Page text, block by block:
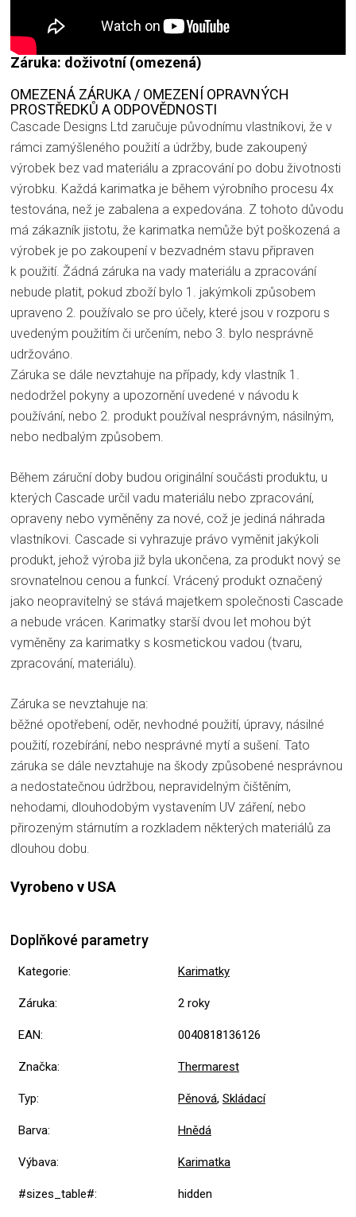
Záruka: doživotní (omezená)
OMEZENÁ ZÁRUKA / OMEZENÍ OPRAVNÝCH
PROSTŘEDKŮ A ODPOVĚDNOSTI
Cascade Designs Ltd zaručuje původnímu vlastníkovi, že v
rámci zamýšleného použití a údržby, bude zakoupený
výrobek bez vad materiálu a zpracování po dobu životnosti
výrobku. Každá karimatka je během výrobního procesu 4x
testována, než je zabalena a expedována. Z tohoto důvodu
má zákazník jistotu, že karimatka nemůže být poškozená a
výrobek je po zakoupení v bezvadném stavu připraven
k použití. Žádná záruka na vady materiálu a zpracování
nebude platit, pokud zboží bylo 1. jakýmkoli způsobem
upraveno 2. používalo se pro účely, které jsou v rozporu s
uvedeným použitím či určením, nebo 3. bylo nesprávně
udržováno.
Záruka se dále nevztahuje na případy, kdy vlastník 1.
nedodržel pokyny a upozornění uvedené v návodu k
používání, nebo 2. produkt používal nesprávným, násilným,
nebo nedbalým způsobem.
Během záruční doby budou originální součásti produktu, u
kterých Cascade určil vadu materiálu nebo zpracování,
opraveny nebo vyměněny za nové, což je jediná náhrada
vlastníkovi. Cascade si vyhrazuje právo vyměnit jakýkoli
produkt, jehož výroba již byla ukončena, za produkt nový se
srovnatelnou cenou a funkcí. Vrácený produkt označený
jako neopravitelný se stává majetkem společnosti Cascade
a nebude vrácen. Karimatky starší dvou let mohou být
vyměněny za karimatky s kosmetickou vadou (tvaru,
zpracování, materiálu).
Záruka se nevztahuje na:
běžné opotřebení, oděr, nevhodné použití, úpravy, násilné
použití, rozebírání, nebo nesprávné mytí a sušení. Tato
záruka se dále nevztahuje na škody způsobené nesprávnou
a nedostatečnou údržbou, nepravidelným čištěním,
nehodami, dlouhodobým vystavením UV záření, nebo
přirozeným stárnutím a rozkladem některých materiálů za
dlouhou dobu.
Vyrobeno v USA
Doplňkové parametry
Kategorie: Karimatky
Záruka: 2 roky
EAN: 0040818136126
Značka: Thermarest
Typ: Pěnová, Skládací
Barva: Hnědá
Výbava: Karimatka
#sizes_table#: hidden